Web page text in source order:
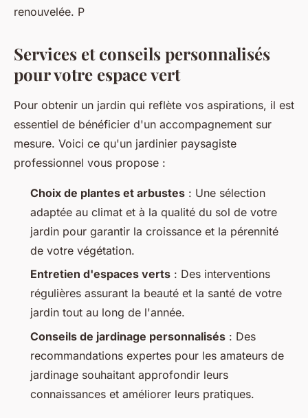
renouvelée. P
Services et conseils personnalisés
pour votre espace vert
Pour obtenir un jardin qui reflète vos aspirations, il est
essentiel de bénéficier d'un accompagnement sur
mesure. Voici ce qu'un jardinier paysagiste
professionnel vous propose :
Choix de plantes et arbustes : Une sélection
adaptée au climat et à la qualité du sol de votre
jardin pour garantir la croissance et la pérennité
de votre végétation.
Entretien d'espaces verts : Des interventions
régulières assurant la beauté et la santé de votre
jardin tout au long de l'année.
Conseils de jardinage personnalisés : Des
recommandations expertes pour les amateurs de
jardinage souhaitant approfondir leurs
connaissances et améliorer leurs pratiques.